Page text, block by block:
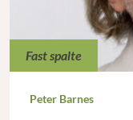
Fast spalte
Peter Barnes